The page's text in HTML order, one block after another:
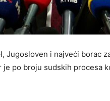
Jugosloven i najveći borac
je po broju sudskih procesa